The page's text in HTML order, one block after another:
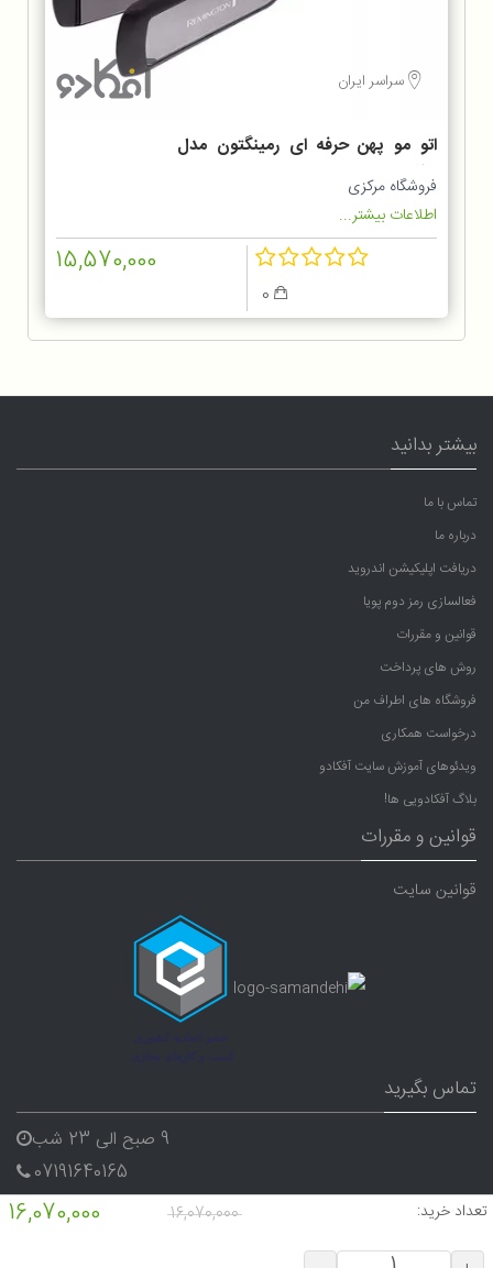
تعداد خرید: 16,070,000
16,070,000
سراسر ایران
اتو مو پهن حرفه ای رمینگتون مدل
S5525
فروشگاه مرکزی
اطلاعات بیشتر...
15,570,000
بیشتر بدانید
تماس با ما
درباره ما
دریافت اپلیکیشن اندروید
فعالسازی رمز دوم پویا
قوانین و مقررات
روش های پرداخت
فروشگاه های اطراف من
درخواست همکاری
ویدئوهای آموزش سایت آفکادو
بلاگ آفکادویی ها!
قوانین و مقررات
قوانین سایت
تماس بگیرید
9 صبح الی 23 شب
07191640165
09338282656